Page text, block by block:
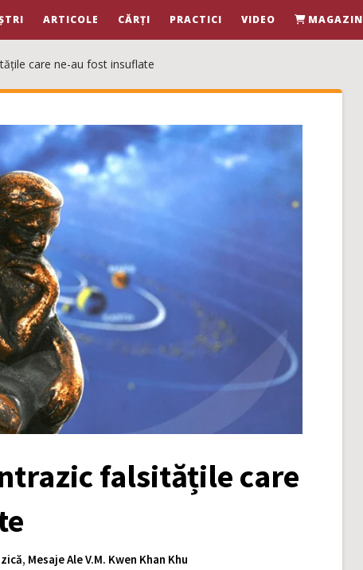
ARTICOLE CĂRȚI PRACTICI VIDEO MAGAZIN
care ne-au fost insuflate
falsitățile care
, Mesaje Ale V.M. Kwen Khan Khu